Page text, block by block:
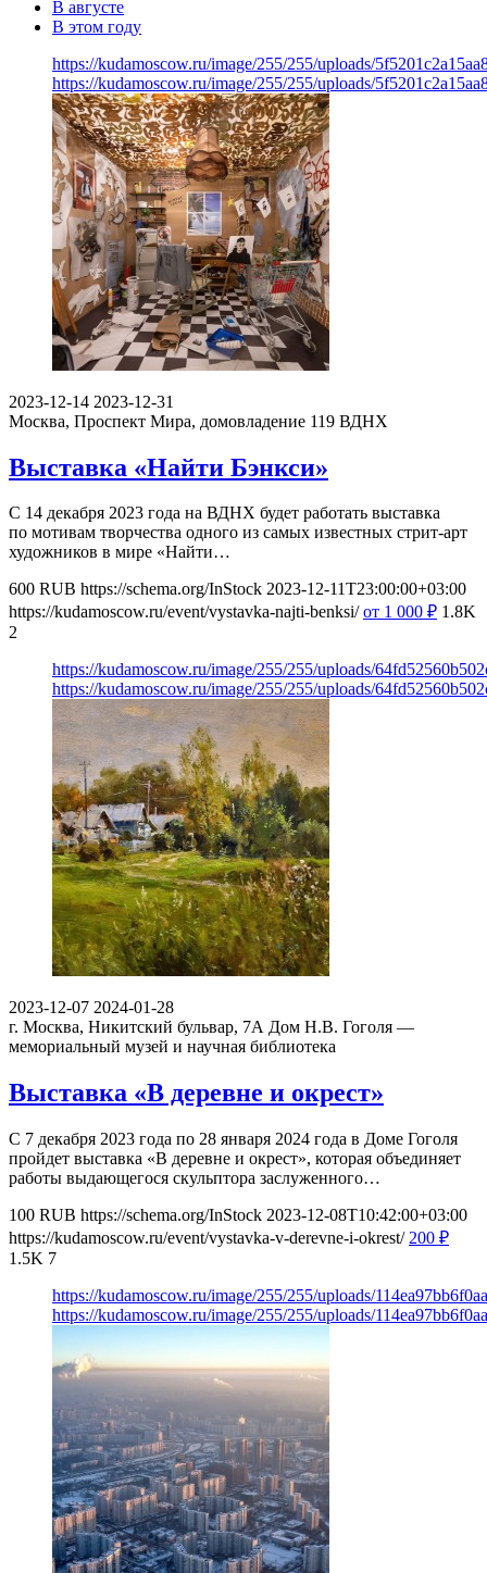
В августе
В этом году
https://kudamoscow.ru/image/255/255/uploads/
https://kudamoscow.ru/image/255/255/uploads/
2023-12-14 2023-12-31
Москва, Проспект Мира, домовладение 119 ВДНХ
Выставка «Найти Бэнкси»
С 14 декабря 2023 года на ВДНХ будет работать выставка
по мотивам творчества одного из самых известных стрит-арт
художников в мире «Найти…
600 RUB https://schema.org/InStock 2023-12-11T23:00:00+03:00
https://kudamoscow.ru/event/vystavka-najti-benksi/ от 1 000 ₽ 1.8K
2
https://kudamoscow.ru/image/255/255/uploads/
https://kudamoscow.ru/image/255/255/uploads/
2023-12-07 2024-01-28
г. Москва, Никитский бульвар, 7А Дом Н.В. Гоголя —
мемориальный музей и научная библиотека
Выставка «В деревне и окрест»
С 7 декабря 2023 года по 28 января 2024 года в Доме Гоголя
пройдет выставка «В деревне и окрест», которая объединяет
работы выдающегося скульптора заслуженного…
100 RUB https://schema.org/InStock 2023-12-08T10:42:00+03:00
https://kudamoscow.ru/event/vystavka-v-derevne-i-okrest/ 200 ₽
1.5K 7
https://kudamoscow.ru/image/255/255/uploads/
https://kudamoscow.ru/image/255/255/uploads/